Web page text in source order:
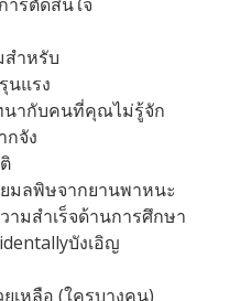
สำหรับ
นแรง
นากับคนที่คุณไม่รู้จัก
กจัง
มลพิษจากยานพาหนะ
ามสำเร็จด้านการศึกษา
บังเอิญ
เหลือ (ใครบางคน)